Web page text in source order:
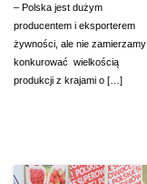
– Polska jest dużym
producentem i eksporterem
żywności, ale nie zamierzamy
konkurować wielkością
produkcji z krajami o […]